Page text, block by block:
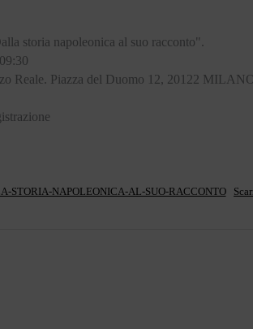
storia napoleonica al suo racconto".
Reale. Piazza del Duomo 12, 20122
STORIA-NAPOLEONICA-AL-SUO-RACCONTO